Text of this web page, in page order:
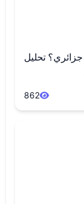
تحليل
862